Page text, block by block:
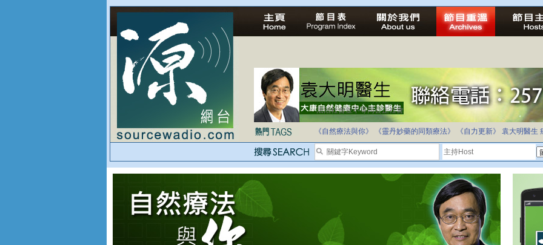
法治社會並不等同公正社會
自家教育合法化-推動多元化教育，全民學卷制
《自然療法與你》 《靈丹妙藥的同類療法》 《自力更新》 袁大明醫生